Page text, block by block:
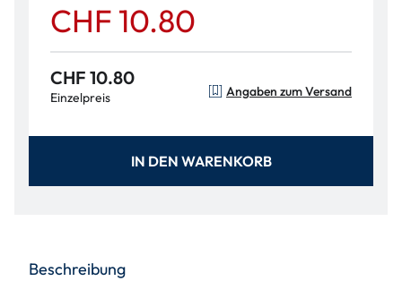
CHF 10.80
CHF 10.80
Einzelpreis Angaben zum Versand
IN DEN WARENKORB
Beschreibung